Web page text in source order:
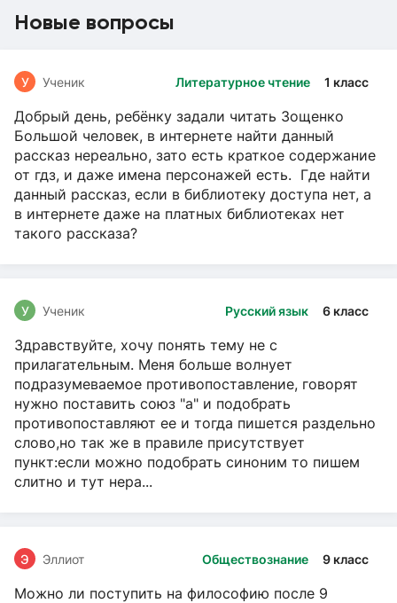
Новые вопросы
Литературное чтение 1 класс
У Ученик
Добрый день, ребёнку задали читать Зощенко
Большой человек, в интернете найти данный
рассказ нереально, зато есть краткое содержание
от гдз, и даже имена персонажей есть. Где найти
данный рассказ, если в библиотеку доступа нет, а
в интернете даже на платных библиотеках нет
такого рассказа?
Русский язык 6 класс
У Ученик
Здравствуйте, хочу понять тему не с
прилагательным. Меня больше волнует
подразумеваемое противопоставление, говорят
нужно поставить союз "а" и подобрать
противопоставляют ее и тогда пишется раздельно
слово,но так же в правиле присутствует
пункт:если можно подобрать синоним то пишем
слитно и тут нера...
Обществознание 9 класс
Э Эллиот
Можно ли поступить на философию после 9